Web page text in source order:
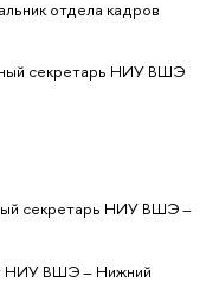
отдела кадров
секретарь НИУ ВШЭ
секретарь НИУ ВШЭ –
НИУ ВШЭ – Нижний